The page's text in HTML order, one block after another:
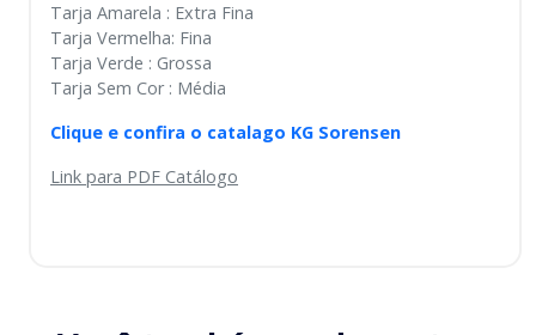
Tarja Amarela : Extra Fina
Tarja Vermelha: Fina
Tarja Verde : Grossa
Tarja Sem Cor : Média
Clique e confira o catalago KG Sorensen
Link para PDF Catálogo